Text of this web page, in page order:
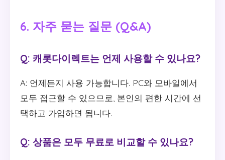
6. 자주 묻는 질문 (Q&A)
Q: 캐롯다이렉트는 언제 사용할 수 있나요?
A: 언제든지 사용 가능합니다. PC와 모바일에서
모두 접근할 수 있으므로, 본인의 편한 시간에 선
택하고 가입하면 됩니다.
Q: 상품은 모두 무료로 비교할 수 있나요?